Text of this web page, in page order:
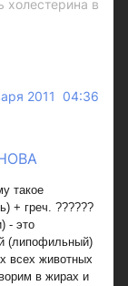
холестерина в
2011 04:36
такое
+ греч. ??????
- это
(липофильный)
всех животных
в жирах и